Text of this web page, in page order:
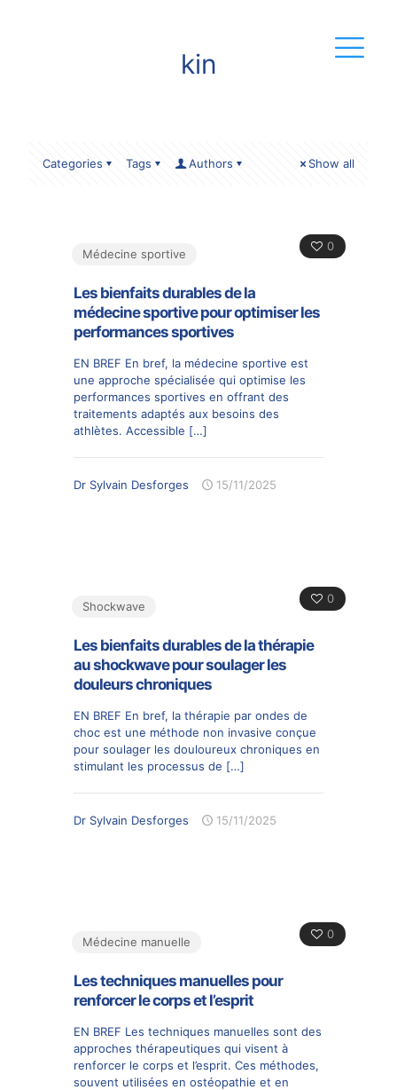
kin
Categories Tags Authors Show all
0
Médecine sportive
Les bienfaits durables de la
médecine sportive pour optimiser les
performances sportives
EN BREF En bref, la médecine sportive est
une approche spécialisée qui optimise les
performances sportives en offrant des
traitements adaptés aux besoins des
athlètes. Accessible […]
Dr Sylvain Desforges 15/11/2025
0
Shockwave
Les bienfaits durables de la thérapie
au shockwave pour soulager les
douleurs chroniques
EN BREF En bref, la thérapie par ondes de
choc est une méthode non invasive conçue
pour soulager les douloureux chroniques en
stimulant les processus de […]
Dr Sylvain Desforges 15/11/2025
0
Médecine manuelle
Les techniques manuelles pour
renforcer le corps et l’esprit
EN BREF Les techniques manuelles sont des
approches thérapeutiques qui visent à
renforcer le corps et l’esprit. Ces méthodes,
souvent utilisées en ostéopathie et en